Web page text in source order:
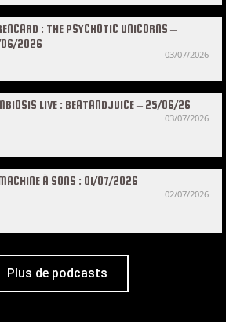
: THE PSYCHOTIC UNICORNS –
2026
03/07/2026
LIVE : BEATANDJUICE – 25/06/26
03/07/2026
À SONS : 01/07/2026
02/07/2026
Plus de podcasts